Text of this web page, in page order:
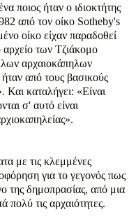
ποιος ήταν ο ιδιοκτήτης
από τον οίκο Sotheby's
οίκο είχαν παραδοθεί
αρχείο των Τζιάκομο
αρχαιοκάπηλων
από τους βασικούς
καταλήγει: «Είναι
σ' αυτό είναι
με τις κλεμμένες
για το γεγονός πως
της δημοπρασίας, από μια
πολύ τις αρχαιότητες.